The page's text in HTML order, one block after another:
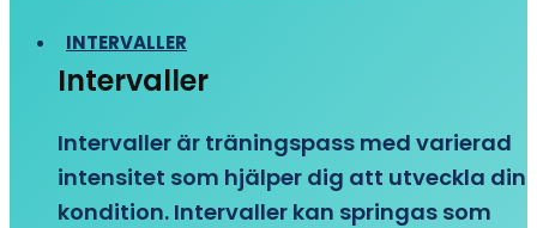
INTERVALLER
Intervaller
Intervaller är träningspass med varierad
intensitet som hjälper dig att utveckla din
kondition. Intervaller kan springas som